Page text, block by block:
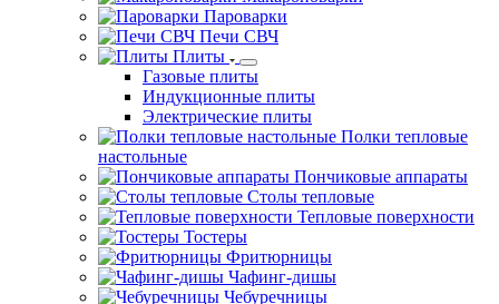
Пароварки
Печи СВЧ
Плиты
Газовые плиты
Индукционные плиты
Электрические плиты
Полки тепловые
настольные
Пончиковые аппараты
Столы тепловые
Тепловые поверхности
Тостеры
Фритюрницы
Чафинг-дишы
Чебуречницы